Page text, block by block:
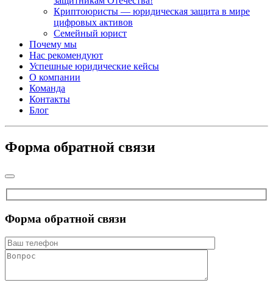
Криптоюристы — юридическая защита в мире
цифровых активов
Семейный юрист
Почему мы
Нас рекомендуют
Успешные юридические кейсы
О компании
Команда
Контакты
Блог
Форма обратной связи
Форма обратной связи